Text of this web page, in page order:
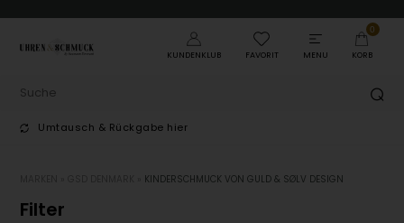
KUNDENKLUB FAVORIT MENU
0
KORB
Umtausch & Rückgabe hier
KINDERSCHMUCK VON GULD & SØLV DESIGN
Filter